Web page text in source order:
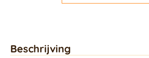
Beschrijving